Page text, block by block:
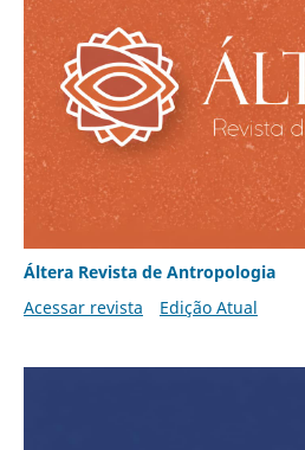
Áltera Revista de Antropologia
Acessar revista
Edição Atual